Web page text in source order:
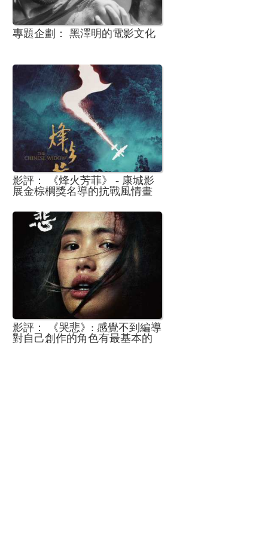
專題企劃： 黑澤明的電影文化
影評： 《烽火芳菲》 - 康城影
展金棕櫚獎名導的抗戰風情畫
影評： 《哭悲》: 感覺不到編導
對自己創作的角色有最基本的